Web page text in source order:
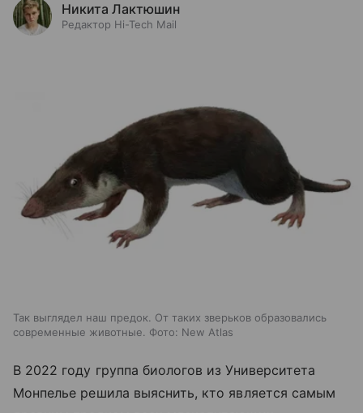
Никита Лактюшин
Редактор Hi-Tech Mail
Так выглядел наш предок. От таких зверьков образовались
современные животные. Фото: New Atlas
В 2022 году группа биологов из Университета
Монпелье решила выяснить, кто является самым